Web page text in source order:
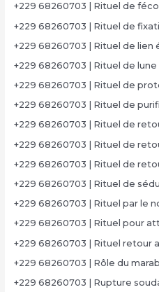
+229 68260703 | Rituel de
+229 68260703 | Rituel de
+229 68260703 | Rituel de lien
+229 68260703 | Rituel de lune
+229 68260703 | Rituel de
+229 68260703 | Rituel de
+229 68260703 | Rituel de
+229 68260703 | Rituel de
+229 68260703 | Rituel de
+229 68260703 | Rituel de
+229 68260703 | Rituel par le
+229 68260703 | Rituel pour
+229 68260703 | Rituel retour
+229 68260703 | Rôle du
+229 68260703 | Rupture